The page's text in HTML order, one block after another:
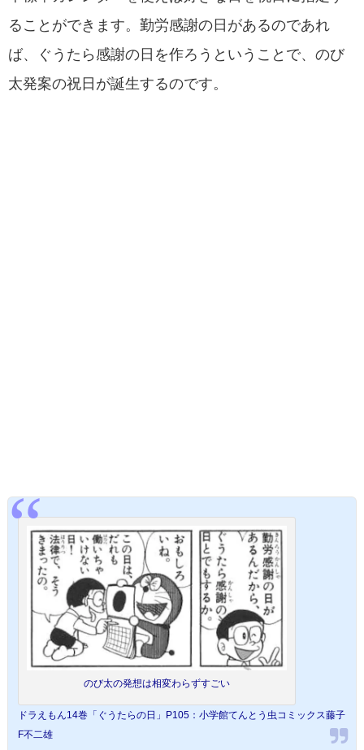
ることができます。勤労感謝の日があるのであれ
ば、ぐうたら感謝の日を作ろうということで、のび
太発案の祝日が誕生するのです。
のび太の発想は相変わらずすごい
ドラえもん14巻「ぐうたらの日」P105：小学館てんとう虫コミックス藤子
F不二雄